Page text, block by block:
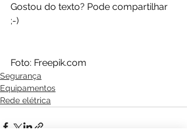
Gostou do texto? Pode compartilhar
;-)
Foto: Freepik.com
Segurança
Equipamentos
Rede elétrica